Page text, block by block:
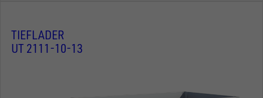
TIEFLADER
UT 2111-10-13